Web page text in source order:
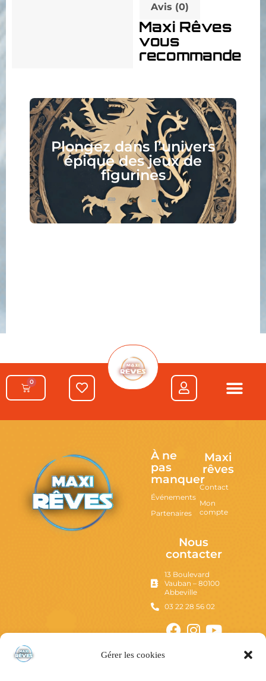
Gérer les cookies
Avis (0)
Maxi Rêves
vous
recommande
dans l’univers
des jeux de
figurines
votre
0
À ne
pas
manquer
Événements
Partenaires
Maxi
rêves
Contact
Mon
compte
Nous
contacter
13 Boulevard
Vauban – 80100
Abbeville
03 22 28 56 02